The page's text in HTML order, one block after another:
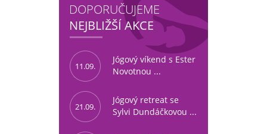
DOPORUČUJEME
NEJBLIŽŠÍ AKCE
11.09.
Jógový víkend s Ester
Novotnou ...
21.09.
Jógový retreat se
Sylvi Dundáčkovou ...